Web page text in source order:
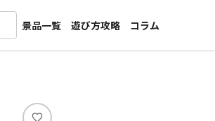
景品一覧
新着景品
遊び方攻略
コラム
インタビュー